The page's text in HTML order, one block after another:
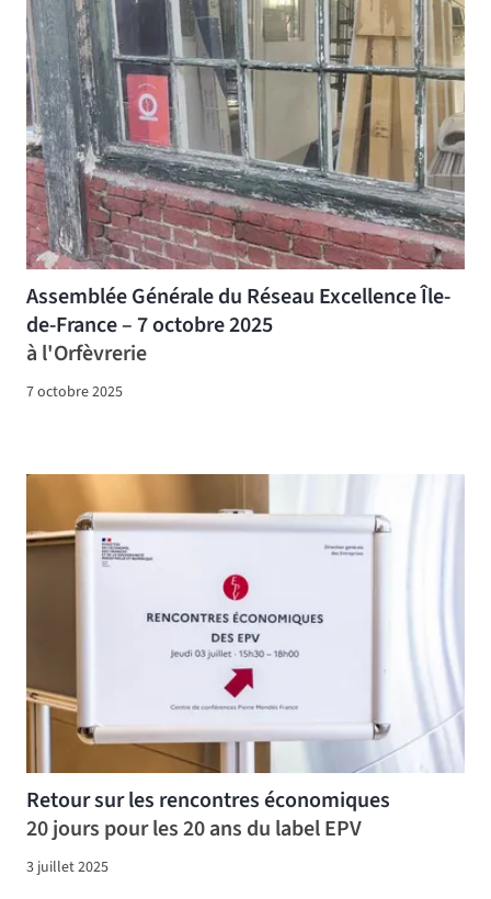
Assemblée Générale du Réseau Excellence Île-
de-France – 7 octobre 2025
à l'Orfèvrerie
7 octobre 2025
Retour sur les rencontres économiques
20 jours pour les 20 ans du label EPV
3 juillet 2025